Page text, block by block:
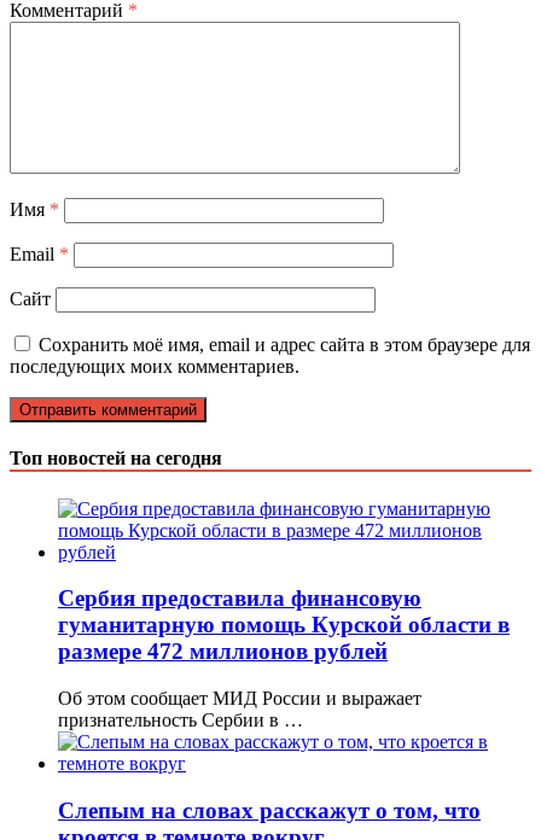
Комментарий *
Имя *
Email *
Сайт
Сохранить моё имя, email и адрес сайта в этом браузере для
последующих моих комментариев.
Топ новостей на сегодня
Сербия предоставила финансовую
гуманитарную помощь Курской области в
размере 472 миллионов рублей
Об этом сообщает МИД России и выражает
признательность Сербии в …
Слепым на словах расскажут о том, что